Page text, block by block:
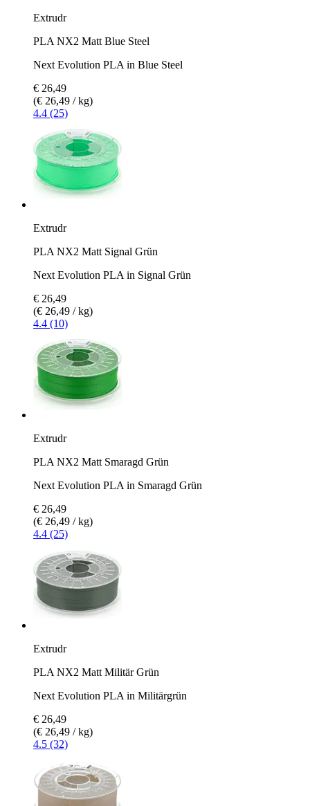
Extrudr
PLA NX2 Matt Blue Steel
Next Evolution PLA in Blue Steel
€ 26,49
(€ 26,49 / kg)
4.4 (25)
Extrudr
PLA NX2 Matt Signal Grün
Next Evolution PLA in Signal Grün
€ 26,49
(€ 26,49 / kg)
4.4 (10)
Extrudr
PLA NX2 Matt Smaragd Grün
Next Evolution PLA in Smaragd Grün
€ 26,49
(€ 26,49 / kg)
4.4 (25)
Extrudr
PLA NX2 Matt Militär Grün
Next Evolution PLA in Militärgrün
€ 26,49
(€ 26,49 / kg)
4.5 (32)